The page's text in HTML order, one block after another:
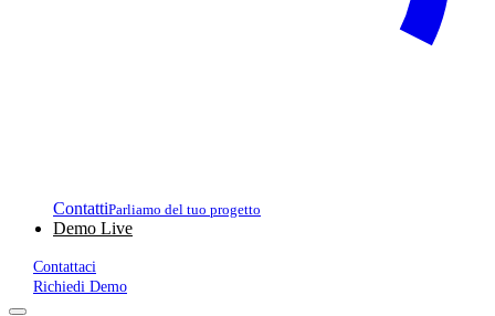
ContattiParliamo del tuo progetto
Demo Live
Contattaci
Richiedi Demo